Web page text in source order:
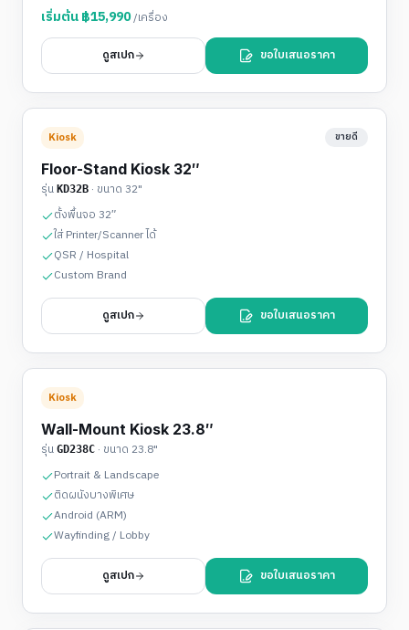
เริ่มต้น ฿15,990/เครื่อง
ดูสเปก ขอใบเสนอราคา
Kiosk ขายดี
Floor-Stand Kiosk 32″
รุ่น KD32B · ขนาด 32"
ตั้งพื้นจอ 32″
ใส่ Printer/Scanner ได้
QSR / Hospital
Custom Brand
ดูสเปก ขอใบเสนอราคา
Kiosk
Wall-Mount Kiosk 23.8″
รุ่น GD238C · ขนาด 23.8"
Portrait & Landscape
ติดผนังบางพิเศษ
Android (ARM)
Wayfinding / Lobby
ดูสเปก ขอใบเสนอราคา